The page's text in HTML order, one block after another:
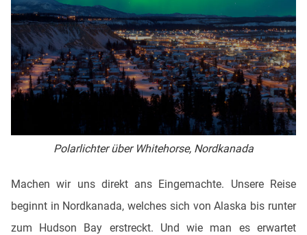
Polarlichter über Whitehorse, Nordkanada
Machen wir uns direkt ans Eingemachte. Unsere Reise
beginnt in Nordkanada, welches sich von Alaska bis runter
zum Hudson Bay erstreckt. Und wie man es erwartet